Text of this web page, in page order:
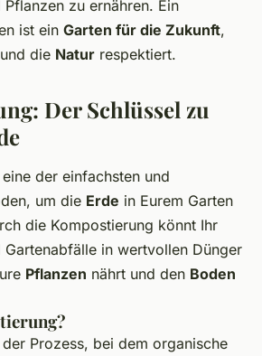
zu ernähren. Ein
ist ein Garten für die Zukunft,
die Natur respektiert.
Der Schlüssel zu
der einfachsten und
um die Erde in Eurem Garten
die Kompostierung könnt Ihr
Gartenabfälle in wertvollen Dünger
Pflanzen nährt und den Boden
Prozess, bei dem organische